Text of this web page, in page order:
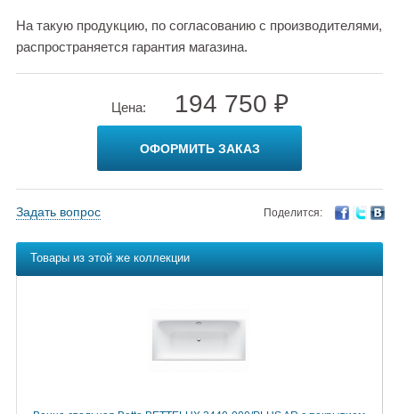
На такую продукцию, по согласованию с производителями,
распространяется гарантия магазина.
Цена: 194 750 ₽
ОФОРМИТЬ ЗАКАЗ
Задать вопрос Поделится:
Товары из этой же коллекции